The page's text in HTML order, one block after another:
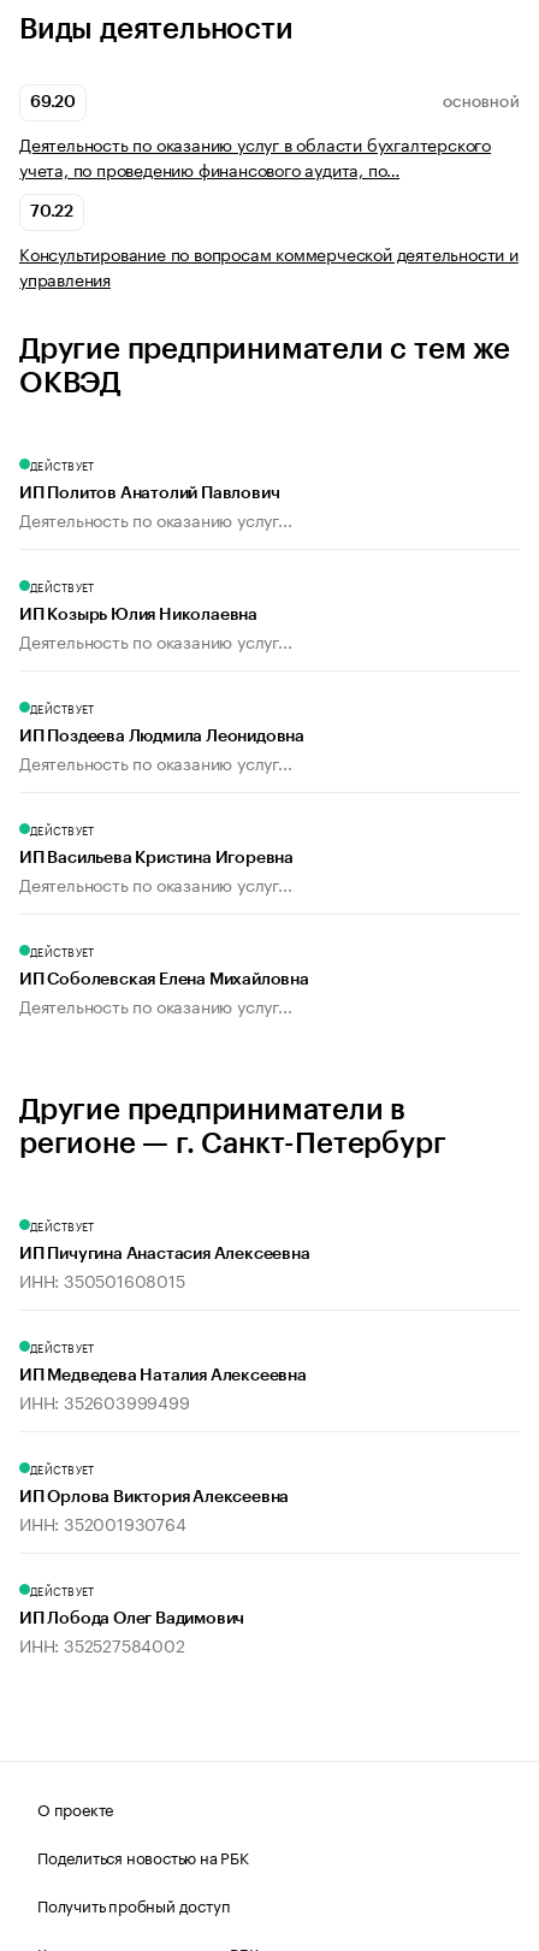
Виды деятельности
69.20 ОСНОВНОЙ
Деятельность по оказанию услуг в области бухгалтерского
учета, по проведению финансового аудита, по…
70.22
Консультирование по вопросам коммерческой деятельности и
управления
Другие предприниматели с тем же
ОКВЭД
ДЕЙСТВУЕТ
ИП Политов Анатолий Павлович
Деятельность по оказанию услуг...
ДЕЙСТВУЕТ
ИП Козырь Юлия Николаевна
Деятельность по оказанию услуг...
ДЕЙСТВУЕТ
ИП Поздеева Людмила Леонидовна
Деятельность по оказанию услуг...
ДЕЙСТВУЕТ
ИП Васильева Кристина Игоревна
Деятельность по оказанию услуг...
ДЕЙСТВУЕТ
ИП Соболевская Елена Михайловна
Деятельность по оказанию услуг...
Другие предприниматели в
регионе — г. Санкт-Петербург
ДЕЙСТВУЕТ
ИП Пичугина Анастасия Алексеевна
ИНН: 350501608015
ДЕЙСТВУЕТ
ИП Медведева Наталия Алексеевна
ИНН: 352603999499
ДЕЙСТВУЕТ
ИП Орлова Виктория Алексеевна
ИНН: 352001930764
ДЕЙСТВУЕТ
ИП Лобода Олег Вадимович
ИНН: 352527584002
О проекте
Поделиться новостью на РБК
Получить пробный доступ